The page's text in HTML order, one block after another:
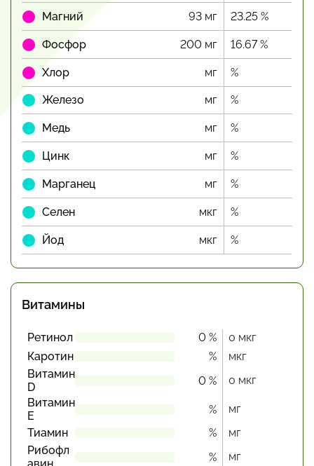
Магний 93 мг 23.25 %
Фосфор 200 мг 16.67 %
Хлор мг %
Железо мг %
Медь мг %
Цинк мг %
Марганец мг %
Селен мкг %
Йод мкг %
Витамины
Ретинол 0 %
0 мкг
Каротин
%
мкг
Витамин
D
0 %
0 мкг
Витамин
Е
%
мг
Тиамин
%
мг
Рибофл
%
мг